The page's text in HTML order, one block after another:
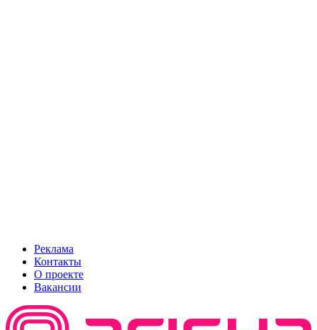
Реклама
Контакты
О проекте
Вакансии